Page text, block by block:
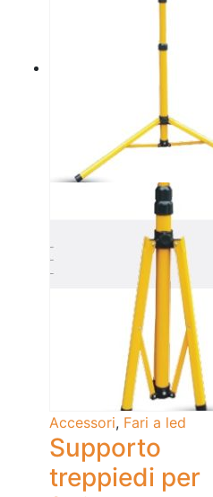
Accessori, Fari a led
Supporto
treppiedi per